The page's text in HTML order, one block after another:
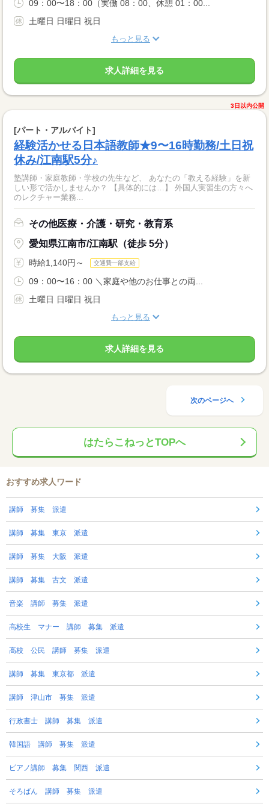
09：00〜18：00（実働 08：00、休憩 01：00...
土曜日 日曜日 祝日
もっと見る
求人詳細を見る
3日以内公開
[パート・アルバイト]
経験活かせる日本語教師★9〜16時勤務/土日祝
休み/江南駅5分♪
塾講師・家庭教師・学校の先生など、 あなたの「教える経験」を新
しい形で活かしませんか？ 【具体的には…】 外国人実習生の方々へ
のレクチャー業務...
その他医療・介護・研究・教育系
愛知県江南市/江南駅（徒歩 5分）
時給1,140円～ 交通費一部支給
09：00〜16：00 ＼家庭や他のお仕事との両...
土曜日 日曜日 祝日
もっと見る
求人詳細を見る
次のページへ
はたらこねっとTOPへ
おすすめ求人ワード
講師 募集 派遣
講師 募集 東京 派遣
講師 募集 大阪 派遣
講師 募集 古文 派遣
音楽 講師 募集 派遣
高校生 マナー 講師 募集 派遣
高校 公民 講師 募集 派遣
講師 募集 東京都 派遣
講師 津山市 募集 派遣
行政書士 講師 募集 派遣
韓国語 講師 募集 派遣
ピアノ講師 募集 関西 派遣
そろばん 講師 募集 派遣